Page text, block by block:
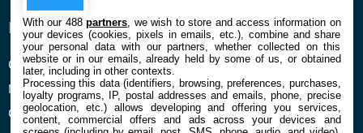
ENTREPRISE
Qui sommes nous
Mentions légales et CGU
Confidentialité et Cookies
À PROPOS
La rédaction
Contact
With our 488partners , we wish to store and access information on
your devices (cookies, pixels in emails, etc.), combine and share
your personal data with our partners, whether collected on this
website or in our emails, already held by some of us, or obtained
later, including in other contexts.
Processing this data (identifiers, browsing, preferences, purchases,
loyalty programs, IP, postal addresses and emails, phone, precise
geolocation, etc.) allows developing and offering you services,
content, commercial offers and ads across your devices and